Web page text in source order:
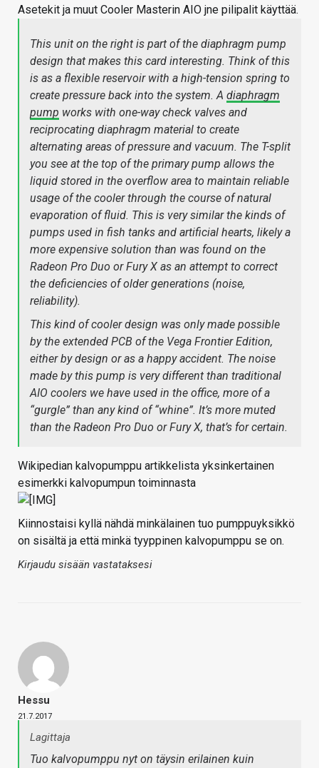
Asetekit ja muut Cooler Masterin AIO jne pilipalit käyttää.
This unit on the right is part of the diaphragm pump
design that makes this card interesting. Think of this
is as a flexible reservoir with a high-tension spring to
create pressure back into the system. A diaphragm
pump works with one-way check valves and
reciprocating diaphragm material to create
alternating areas of pressure and vacuum. The T-split
you see at the top of the primary pump allows the
liquid stored in the overflow area to maintain reliable
usage of the cooler through the course of natural
evaporation of fluid. This is very similar the kinds of
pumps used in fish tanks and artificial hearts, likely a
more expensive solution than was found on the
Radeon Pro Duo or Fury X as an attempt to correct
the deficiencies of older generations (noise,
reliability).
This kind of cooler design was only made possible
by the extended PCB of the Vega Frontier Edition,
either by design or as a happy accident. The noise
made by this pump is very different than traditional
AIO coolers we have used in the office, more of a
“gurgle” than any kind of “whine”. It’s more muted
than the Radeon Pro Duo or Fury X, that’s for certain.
Wikipedian kalvopumppu artikkelista yksinkertainen
esimerkki kalvopumpun toiminnasta
Kiinnostaisi kyllä nähdä minkälainen tuo pumppuyksikkö
on sisältä ja että minkä tyyppinen kalvopumppu se on.
Kirjaudu sisään vastataksesi
Hessu
21.7.2017
Lagittaja
Tuo kalvopumppu nyt on täysin erilainen kuin